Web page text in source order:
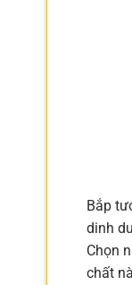
Bắp
dinh
Chọn
chất